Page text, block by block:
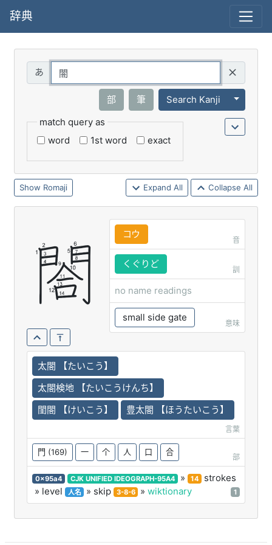
辞典
部 筆 Search Kanji
Toggle
match query as
word
1st word exact
Romaji Expand All Collapse All
閤 コウ
音
くぐりど
訓
no name readings
small side gate
意味
太閤 【たいこう】
太閤検地 【たいこうけんち】
閨閤 【けいこう】
豊太閤 【ほうたいこう】
言葉
門 (169) 一 个 人 口 合
部
0x95a4 CJK UNIFIED IDEOGRAPH-95A4 » 14
strokes
» level
人名 » skip 3-8-6 » wiktionary 1